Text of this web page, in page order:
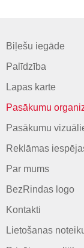
Biļešu iegāde
Palīdzība
Lapas karte
Pasākumu
Pasākumu
Reklāmas
Par mums
BezRindas logo
Kontakti
Lietošanas